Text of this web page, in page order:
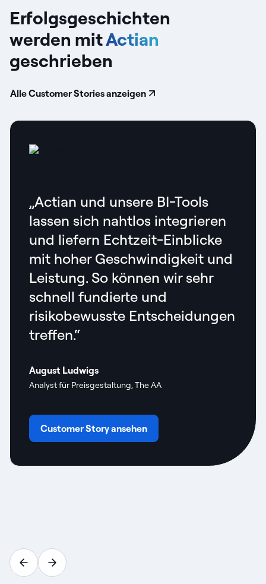
Erfolgsgeschichten
werden mitActian
geschrieben
Alle Customer Stories anzeigen
„Actian und unsere BI-Tools
lassen sich nahtlos integrieren
und liefern Echtzeit-Einblicke
mit hoher Geschwindigkeit und
Leistung. So können wir sehr
schnell fundierte und
risikobewusste Entscheidungen
treffen.“
August Ludwigs
Analyst für Preisgestaltung, The AA
Customer Story ansehen